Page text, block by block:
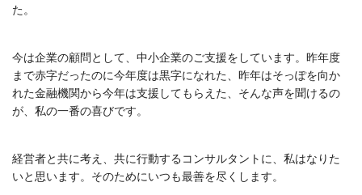
た。
今は企業の顧問として、中小企業のご支援をしています。昨年度
まで赤字だったのに今年度は黒字になれた、昨年はそっぽを向か
れた金融機関から今年は支援してもらえた、そんな声を聞けるの
が、私の一番の喜びです。
経営者と共に考え、共に行動するコンサルタントに、私はなりた
いと思います。そのためにいつも最善を尽くします。